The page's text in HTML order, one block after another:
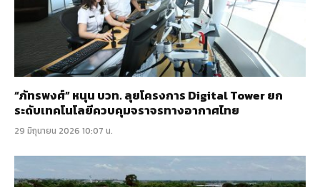
“ภัทรพงศ์” หนุน บวท. ลุยโครงการ Digital Tower ยก
ระดับเทคโนโลยีควบคุมจราจรทางอากาศไทย
29 มิถุนายน 2026 10:07 น.